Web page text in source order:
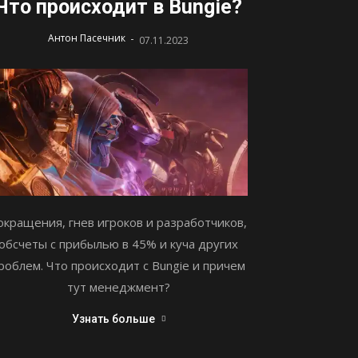
происходит в Bungie?
Антон Пасечник - 07.11.2023
гнев игроков и разработчиков,
с прибылью в 45% и куча других
Что происходит с Bungie и причем
тут менеджмент?
Узнать больше